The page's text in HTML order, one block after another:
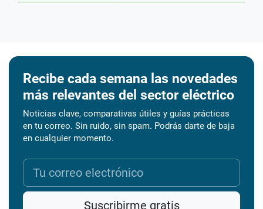
Recibe cada semana las novedades
más relevantes del sector eléctrico
Noticias clave, comparativas útiles y guías prácticas
en tu correo. Sin ruido, sin spam. Podrás darte de baja
en cualquier momento.
Suscribirme gratis